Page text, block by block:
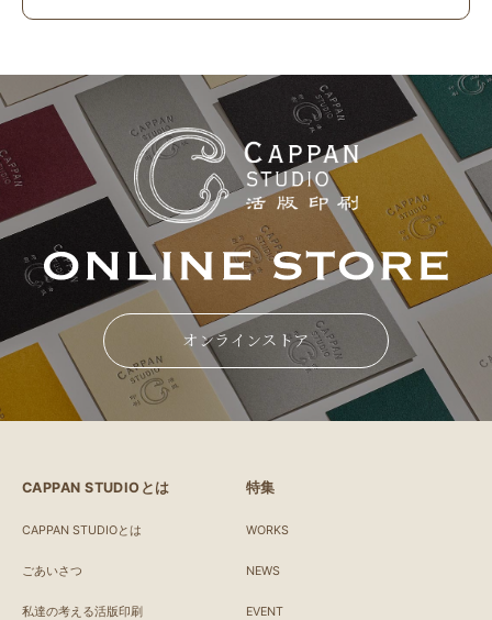
オンラインストア
CAPPAN STUDIOとは
CAPPAN STUDIOとは
ごあいさつ
私達の考える活版印刷
特集
WORKS
NEWS
EVENT